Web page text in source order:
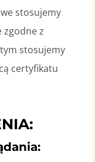
stosujemy
zgodne z
stosujemy
certyfikatu